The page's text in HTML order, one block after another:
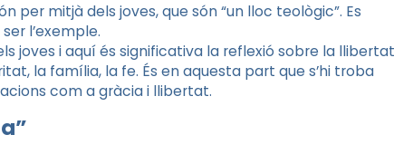
per mitjà dels joves, que són “un lloc teològic”. Es
l’exemple.
joves i aquí és significativa la reflexió sobre la llibertat
la família, la fe. És en aquesta part que s’hi troba
com a gràcia i llibertat.